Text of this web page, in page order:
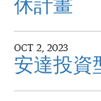
休計畫
OCT 2, 2023
安達投資